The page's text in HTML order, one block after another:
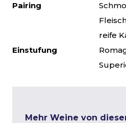
Pairing
reife
Einstufung
Mehr Weine von